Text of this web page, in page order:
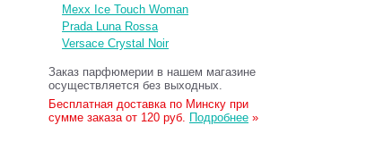
Mexx Ice Touch Woman
Prada Luna Rossa
Versace Crystal Noir
Заказ парфюмерии в нашем магазине
осуществляется без выходных.
Бесплатная доставка по Минску при
сумме заказа от 120 руб. Подробнее »